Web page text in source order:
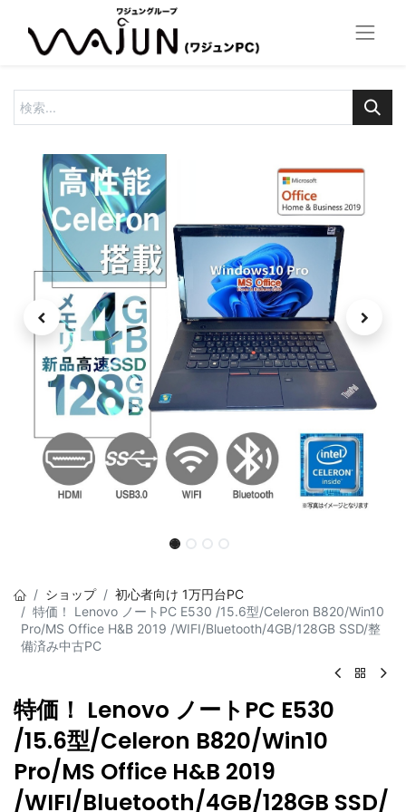
ショップ
初心者向け 1万円台PC
特価！ Lenovo ノートPC E530 /15.6型/Celeron B820/Win10
Pro/MS Office H&B 2019 /WIFI/Bluetooth/4GB/128GB SSD/整
備済み中古PC
特価！ Lenovo ノートPC E530
/15.6型/Celeron B820/Win10
Pro/MS Office H&B 2019
/WIFI/Bluetooth/4GB/128GB SSD/